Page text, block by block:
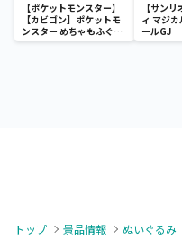
【ポケットモンスター】
【カビゴン】ポケットモ
ンスター めちゃもふぐっ
と ほっこりいやされぬい
【サン
ィ マジ
ールGJ
トップ 景品情報 ぬいぐるみ